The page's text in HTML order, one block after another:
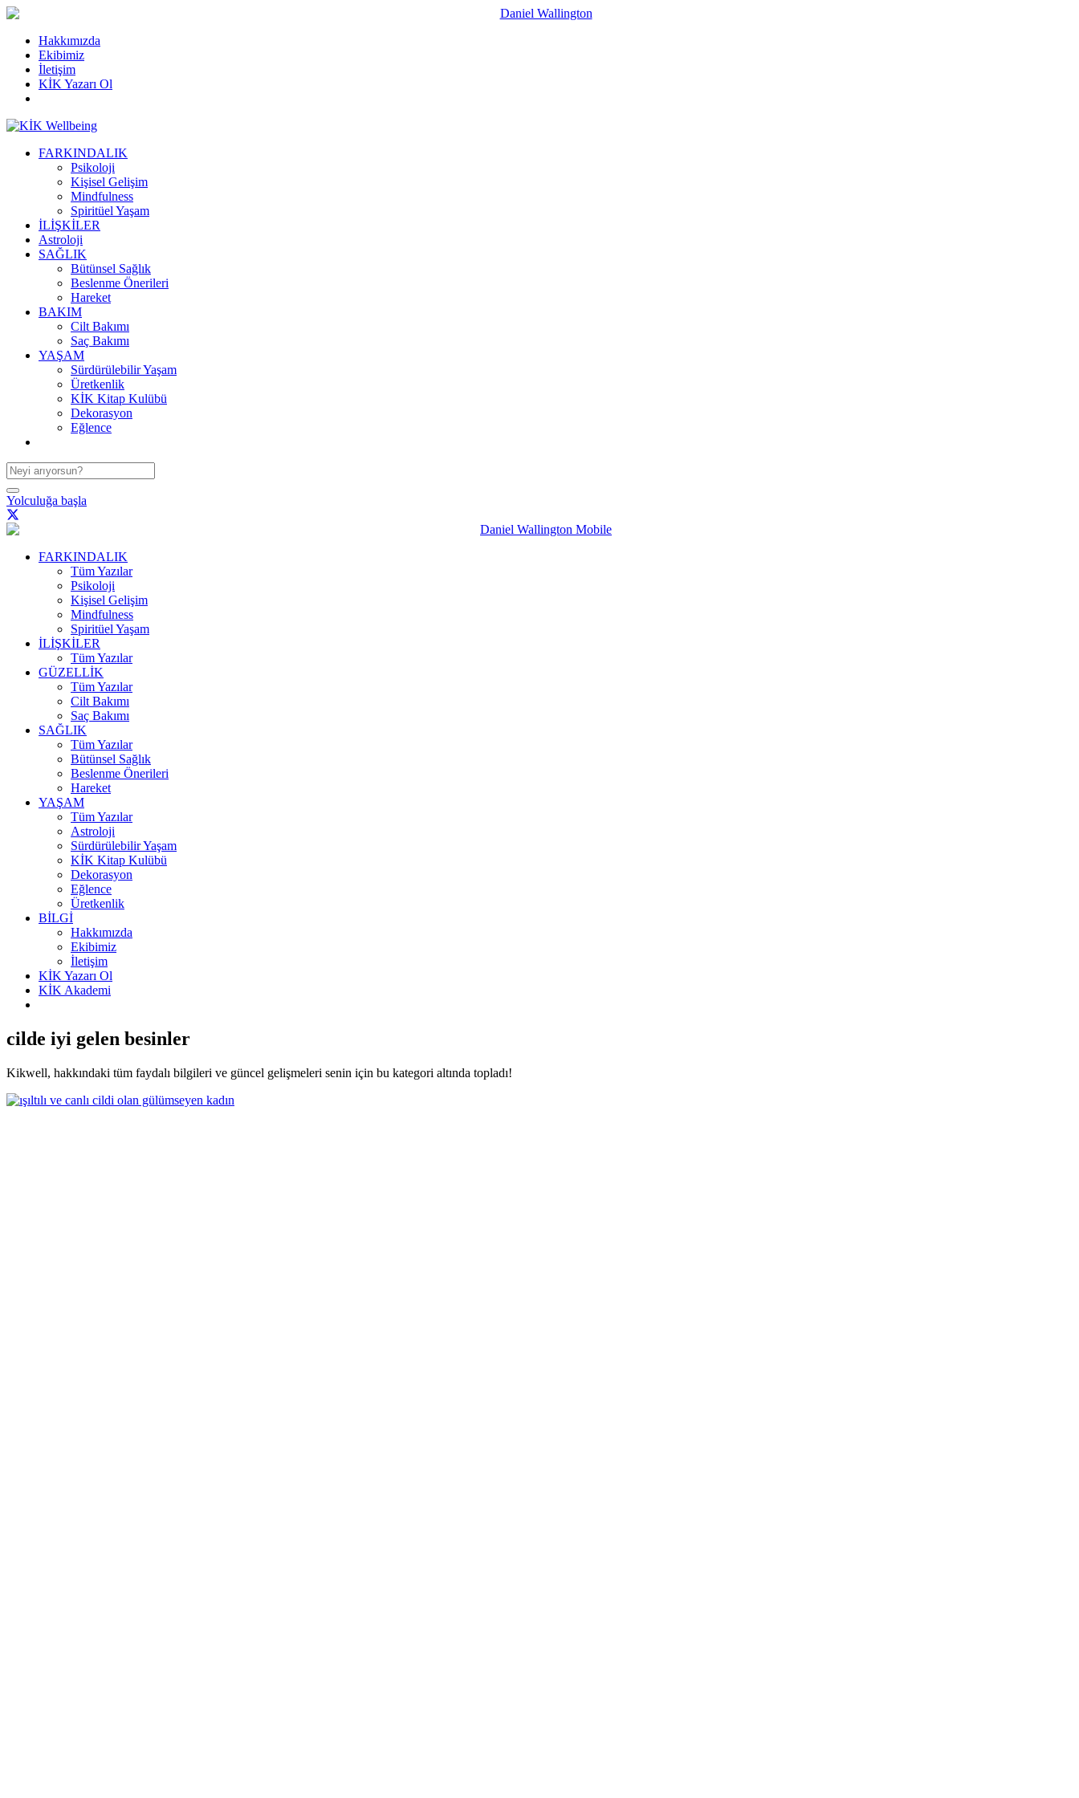
Hakkımızda
Ekibimiz
İletişim
KİK Yazarı Ol
FARKINDALIK
Psikoloji
Kişisel Gelişim
Mindfulness
Spiritüel Yaşam
İLİŞKİLER
Astroloji
SAĞLIK
Bütünsel Sağlık
Beslenme Önerileri
Hareket
BAKIM
Cilt Bakımı
Saç Bakımı
YAŞAM
Sürdürülebilir Yaşam
Üretkenlik
KİK Kitap Kulübü
Dekorasyon
Eğlence
Yolculuğa başla
FARKINDALIK
Tüm Yazılar
Psikoloji
Kişisel Gelişim
Mindfulness
Spiritüel Yaşam
İLİŞKİLER
Tüm Yazılar
GÜZELLİK
Tüm Yazılar
Cilt Bakımı
Saç Bakımı
SAĞLIK
Tüm Yazılar
Bütünsel Sağlık
Beslenme Önerileri
Hareket
YAŞAM
Tüm Yazılar
Astroloji
Sürdürülebilir Yaşam
KİK Kitap Kulübü
Dekorasyon
Eğlence
Üretkenlik
BİLGİ
Hakkımızda
Ekibimiz
İletişim
KİK Yazarı Ol
KİK Akademi
cilde iyi gelen besinler
Kikwell, hakkındaki tüm faydalı bilgileri ve güncel gelişmeleri senin için bu kategori altında topladı!